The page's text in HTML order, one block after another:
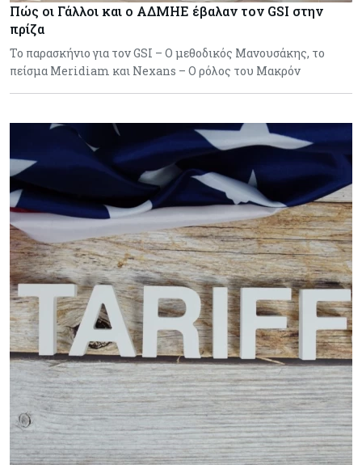
Πώς οι Γάλλοι και ο ΑΔΜΗΕ έβαλαν τον GSI στην
πρίζα
Το παρασκήνιο για τον GSI – Ο μεθοδικός Μανουσάκης, το
πείσμα Meridiam και Nexans – Ο ρόλος του Μακρόν